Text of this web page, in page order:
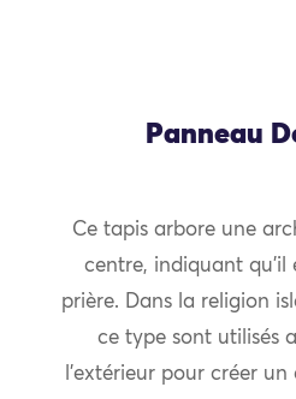
Panneau
Ce tapis arbore une
centre, indiquant qu’il
prière. Dans la religion
ce type sont utilisés
l’extérieur pour créer